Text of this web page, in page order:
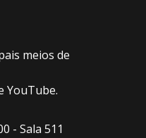
meios de
YouTube.
- Sala 511